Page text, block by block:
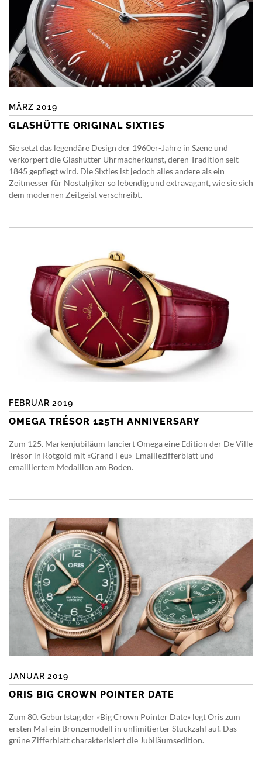
MÄRZ 2019
GLASHÜTTE ORIGINAL SIXTIES
Sie setzt das legendäre Design der 1960er-Jahre in Szene und
verkörpert die Glashütter Uhrmacherkunst, deren Tradition seit
1845 gepflegt wird. Die Sixties ist jedoch alles andere als ein
Zeitmesser für Nostalgiker so lebendig und extravagant, wie sie sich
dem modernen Zeitgeist verschreibt.
FEBRUAR 2019
OMEGA TRÉSOR 125TH ANNIVERSARY
Zum 125. Markenjubiläum lanciert Omega eine Edition der De Ville
Trésor in Rotgold mit «Grand Feu»-Emaillezifferblatt und
emailliertem Medaillon am Boden.
JANUAR 2019
ORIS BIG CROWN POINTER DATE
Zum 80. Geburtstag der «Big Crown Pointer Date» legt Oris zum
ersten Mal ein Bronzemodell in unlimitierter Stückzahl auf. Das
grüne Zifferblatt charakterisiert die Jubiläumsedition.